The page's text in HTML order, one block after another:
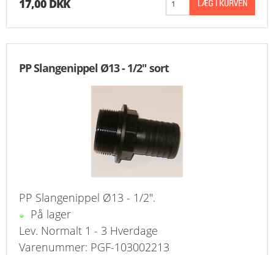
17,00 DKK
PP Slangenippel Ø13 - 1/2" sort
PP Slangenippel Ø13 - 1/2".
På lager
Lev. Normalt 1 - 3 Hverdage
Varenummer: PGF-103002213